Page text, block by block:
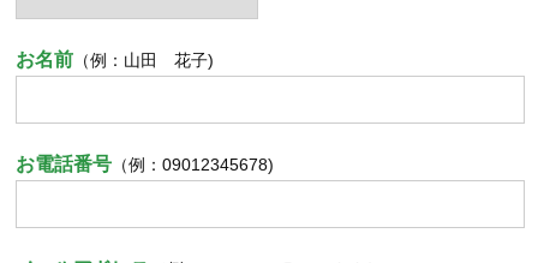
お名前 （例：山田 花子)
お電話番号 （例：09012345678)